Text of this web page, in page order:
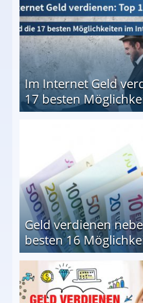
Im Internet Geld
17 besten
Geld verdienen
besten 16